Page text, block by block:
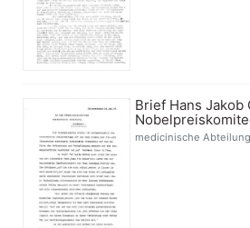
Brief Hans Jakob
medicinische